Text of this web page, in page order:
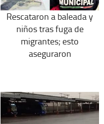
Rescataron a baleada y
niños tras fuga de
migrantes; esto
aseguraron